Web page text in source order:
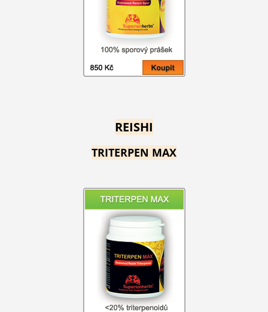
REISHI
TRITERPEN MAX